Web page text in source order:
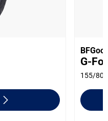
G-
155/80